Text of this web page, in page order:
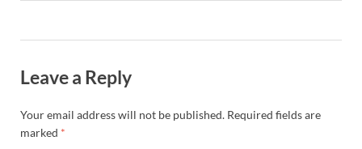
Leave a Reply
Your email address will not be published. Required fields are
marked *